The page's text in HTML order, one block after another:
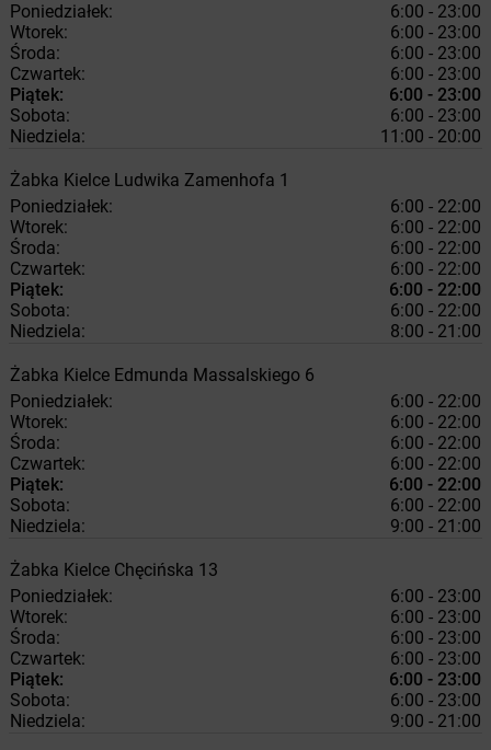
Poniedziałek:
6:00 - 23:00
Wtorek:
6:00 - 23:00
Środa:
6:00 - 23:00
Czwartek:
6:00 - 23:00
Piątek:
6:00 - 23:00
Sobota:
6:00 - 23:00
Niedziela:
11:00 - 20:00
Żabka Kielce Ludwika Zamenhofa 1
Poniedziałek:
6:00 - 22:00
Wtorek:
6:00 - 22:00
Środa:
6:00 - 22:00
Czwartek:
6:00 - 22:00
Piątek:
6:00 - 22:00
Sobota:
6:00 - 22:00
Niedziela:
8:00 - 21:00
Żabka Kielce Edmunda Massalskiego 6
Poniedziałek:
6:00 - 22:00
Wtorek:
6:00 - 22:00
Środa:
6:00 - 22:00
Czwartek:
6:00 - 22:00
Piątek:
6:00 - 22:00
Sobota:
6:00 - 22:00
Niedziela:
9:00 - 21:00
Żabka Kielce Chęcińska 13
Poniedziałek:
6:00 - 23:00
Wtorek:
6:00 - 23:00
Środa:
6:00 - 23:00
Czwartek:
6:00 - 23:00
Piątek:
6:00 - 23:00
Sobota:
6:00 - 23:00
Niedziela:
9:00 - 21:00